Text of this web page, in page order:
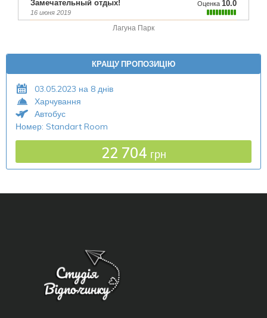
Лагуна Парк
КРАЩУ ПРОПОЗИЦІЮ
03.05.2023 на 8 днів
Харчування
Автобус
Номер: Standart Room
22 704 грн